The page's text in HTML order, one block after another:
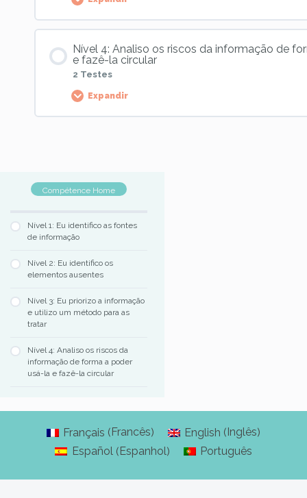
Competência 5, Nível 1 : Atividade 3
Competência 5, Nível 2 : Atividade 2
Competência 5, Nível 2 : Atividade 3
Competência 5, Nível 3 : Recolher a informação 1
Competência 5, Nível 3 : Recolher a informação 3
Nível 4: Analiso os riscos da informação de
e fazê-la circular
2 Testes
Expandir
Competência 5, Nível 4 : os tipos de maus tratos
Competência 5, Nível 4 : O sigilo profissional
Compétence Home
Nível 1: Eu identifico as fontes
de informação
Nível 2: Eu identifico os
elementos ausentes
Nível 3: Eu priorizo a informação
e utilizo um método para as
tratar
Nível 4: Analiso os riscos da
informação de forma a poder
usá-la e fazê-la circular
Français ( Francês) English ( Inglês)
Español(Espanhol) Português